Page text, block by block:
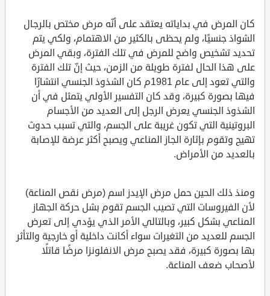
كان المرض في بداياته يعتقد على أنّه مرض مختص بالرجال
الشواذ جنسيًا، ولم يحظى بالكثير من الاهتمام، ولكي يتم
تحديد تشخيص واضح للمرض في تلك الفترة، وبقي المرض
على هذا الحال لفترة طويلة من الزمن، حيث إنّ تلك الفترة
والتي تعود إلى عام 1981م كان الشذوذ الجنسي انتشارًا
فيها بصورة كبيرة، وقد كان التفسير الأولي يتمثل في أن
الشذوذ الجنسي يعرض الرجل إلى العديد من الأجسام
البروتينية التي تكون غريبة على الجسم، والتي تسبب حدوث
تهيج وتقوم بإثارة الجاز المناعي ويصبح أكثر عرضة للإصابة
بالعديد من الأمراض.
ومنذ ذلك الحين حمل مرض الإيدز اسم (مرض نقص المناعة)
لأن الفيروسات التي تصيب الجسم تقوم بشل حركة الجهاز
المناعي بشكل كبير، وبالتالي الأمر الذي يؤدي إلى تعرض
الجسم للعديد من التغيرات سواء أكانت داخلية أو خارجية والتأثر
بها بصورة كبيرة، فقد يصبح مرض الانفلونزا مرضًا قاتلًا
لأصحاب ضعف المناعة.